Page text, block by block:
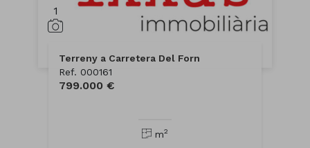
1
Terreny a Carretera Del Forn
Ref. 000161
799.000 €
m2